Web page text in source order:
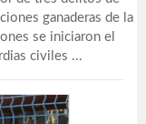
ganaderas de la
se iniciaron el
civiles ...